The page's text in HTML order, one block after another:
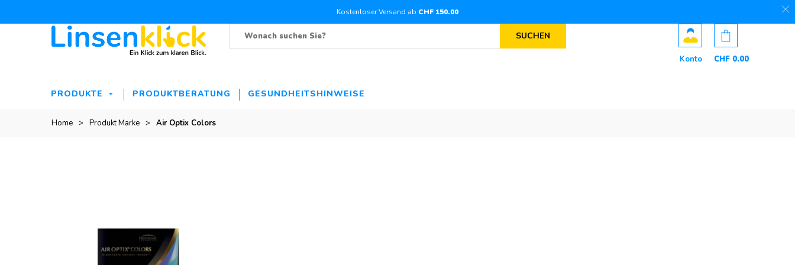
SUCHEN
CHF 0.00
Konto
PRODUKTE PRODUKTBERATUNG GESUNDHEITSHINWEISE
Home > Produkt Marke > Air Optix Colors
Kostenloser Versand ab CHF 150.00